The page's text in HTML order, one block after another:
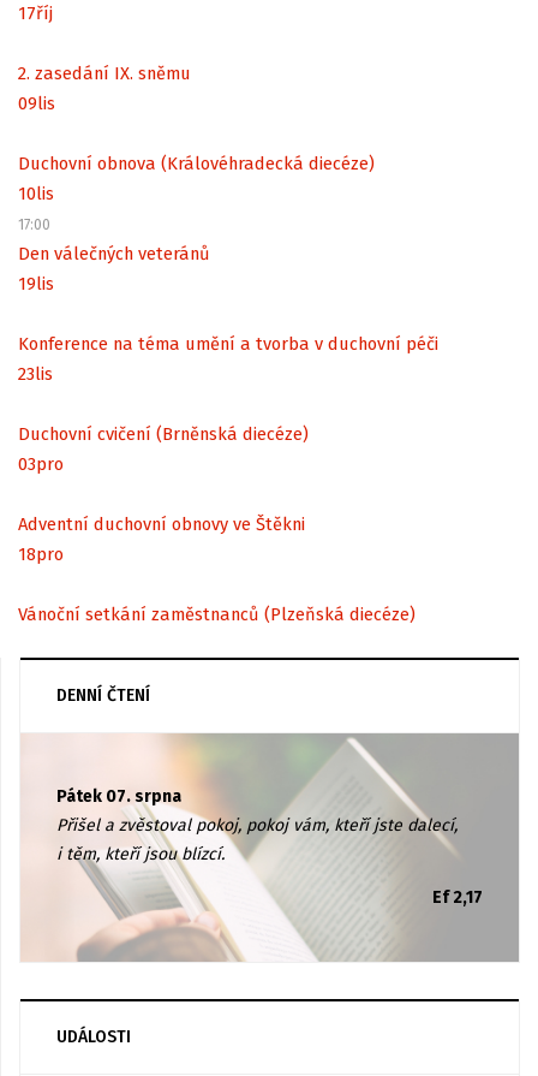
17říj
2. zasedání IX. sněmu
09lis
Duchovní obnova (Královéhradecká diecéze)
10lis
17:00
Den válečných veteránů
19lis
Konference na téma umění a tvorba v duchovní péči
23lis
Duchovní cvičení (Brněnská diecéze)
03pro
Adventní duchovní obnovy ve Štěkni
18pro
Vánoční setkání zaměstnanců (Plzeňská diecéze)
DENNÍ ČTENÍ
Pátek 07. srpna
Přišel a zvěstoval pokoj, pokoj vám, kteří jste dalecí,
i těm, kteří jsou blízcí.
Ef 2,17
UDÁLOSTI